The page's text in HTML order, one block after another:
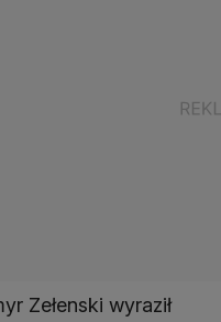
Zełenski wyraził